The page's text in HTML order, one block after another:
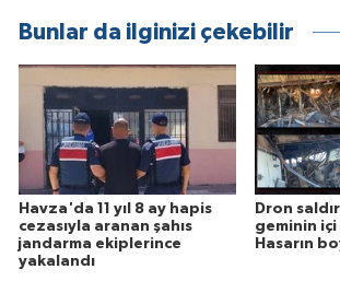
Bunlar da ilginizi çekebilir
Havza'da 11 yıl 8 ay hapis
cezasıyla aranan şahıs
jandarma ekiplerince
yakalandı
Dron
geminin
Hasarın